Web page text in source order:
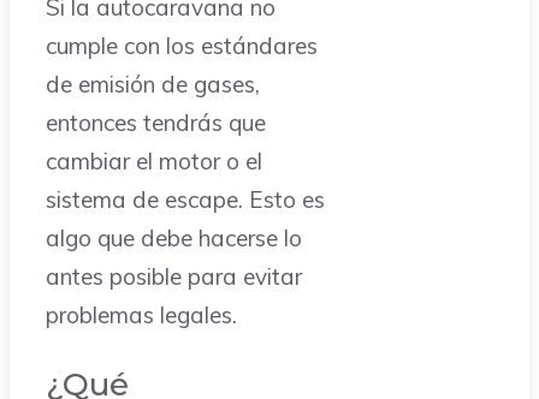
Si la autocaravana no
cumple con los estándares
de emisión de gases,
entonces tendrás que
cambiar el motor o el
sistema de escape. Esto es
algo que debe hacerse lo
antes posible para evitar
problemas legales.
¿Qué